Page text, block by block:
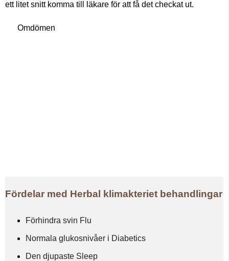
ett litet snitt komma till läkare för att få det checkat ut.
Omdömen
Fördelar med Herbal klimakteriet behandlingar
Förhindra svin Flu
Normala glukosnivåer i Diabetics
Den djupaste Sleep